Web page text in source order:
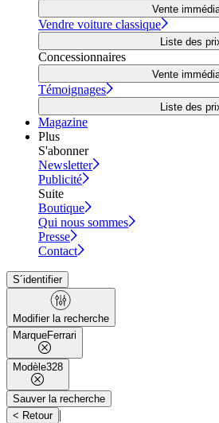
Vente
Vendre voiture classique
Liste des
Concessionnaires
Vente
Témoignages
Liste des
Magazine
Plus
S'abonner
Newsletter
Publicité
Suite
Boutique
Qui nous sommes
Presse
Contact
S´identifier
Modifier la recherche
MarqueFerrari
Modèle328
Sauver la recherche
< Retour |